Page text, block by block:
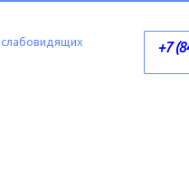
+7